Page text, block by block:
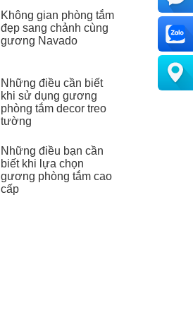
Không gian phòng tắm
đẹp sang chảnh cùng
gương Navado
Những điều cần biết
khi sử dụng gương
phòng tắm decor treo
tường
Những điều bạn cần
biết khi lựa chọn
gương phòng tắm cao
cấp